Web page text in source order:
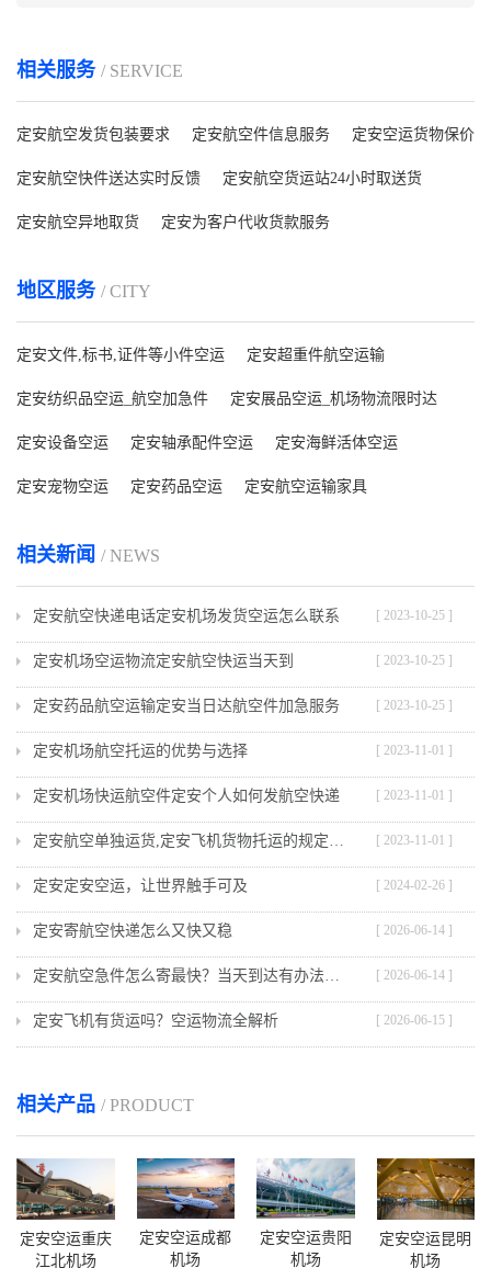
相关服务 / SERVICE
定安航空发货包装要求 定安航空件信息服务 定安空运货物保价
定安航空快件送达实时反馈 定安航空货运站24小时取送货
定安航空异地取货 定安为客户代收货款服务
地区服务 / CITY
定安文件,标书,证件等小件空运 定安超重件航空运输
定安纺织品空运_航空加急件 定安展品空运_机场物流限时达
定安设备空运 定安轴承配件空运 定安海鲜活体空运
定安宠物空运 定安药品空运 定安航空运输家具
相关新闻 / NEWS
定安航空快递电话定安机场发货空运怎么联系 [ 2023-10-25 ]
定安机场空运物流定安航空快运当天到 [ 2023-10-25 ]
定安药品航空运输定安当日达航空件加急服务 [ 2023-10-25 ]
定安机场航空托运的优势与选择 [ 2023-11-01 ]
定安机场快运航空件定安个人如何发航空快递 [ 2023-11-01 ]
定安航空单独运货,定安飞机货物托运的规定与流程 [ 2023-11-01 ]
定安定安空运，让世界触手可及 [ 2024-02-26 ]
定安寄航空快递怎么又快又稳 [ 2026-06-14 ]
定安航空急件怎么寄最快？当天到达有办法吗？ [ 2026-06-14 ]
定安飞机有货运吗？空运物流全解析 [ 2026-06-15 ]
相关产品 / PRODUCT
定安空运重庆
江北机场
定安空运成都
机场
定安空运贵阳
机场
定安空运昆明
机场